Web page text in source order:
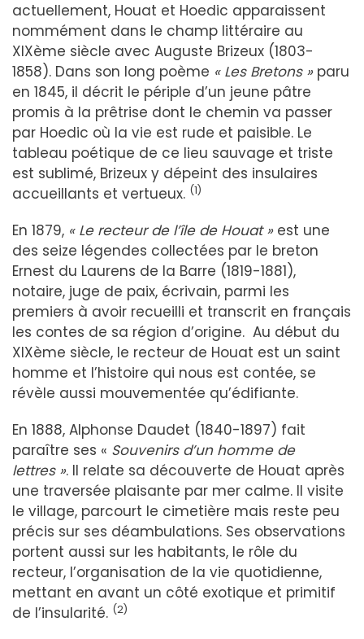
actuellement, Houat et Hoedic apparaissent
nommément dans le champ littéraire au
XIXème siècle avec Auguste Brizeux (1803-
1858). Dans son long poème « Les Bretons »paru
en 1845, il décrit le périple d’un jeune pâtre
promis à la prêtrise dont le chemin va passer
par Hoedic où la vie est rude et paisible. Le
tableau poétique de ce lieu sauvage et triste
est sublimé, Brizeux y dépeint des insulaires
accueillants et vertueux. (1)
En 1879, « Le recteur de l’île de Houat » est une
des seize légendes collectées par le breton
Ernest du Laurens de la Barre (1819-1881),
notaire, juge de paix, écrivain, parmi les
premiers à avoir recueilli et transcrit en français
les contes de sa région d’origine. Au début du
XIXème siècle, le recteur de Houat est un saint
homme et l’histoire qui nous est contée, se
révèle aussi mouvementée qu’édifiante.
En 1888, Alphonse Daudet (1840-1897) fait
paraître ses « Souvenirs d’un homme de
lettres ». Il relate sa découverte de Houat après
une traversée plaisante par mer calme. Il visite
le village, parcourt le cimetière mais reste peu
précis sur ses déambulations. Ses observations
portent aussi sur les habitants, le rôle du
recteur, l’organisation de la vie quotidienne,
mettant en avant un côté exotique et primitif
de l’insularité. (2)